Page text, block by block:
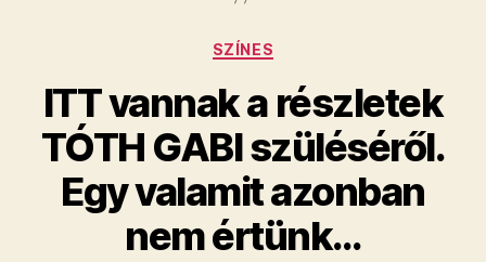
Kategóriák
SZÍNES
ITT vannak a részletek
TÓTH GABI szüléséről.
Egy valamit azonban
nem értünk…